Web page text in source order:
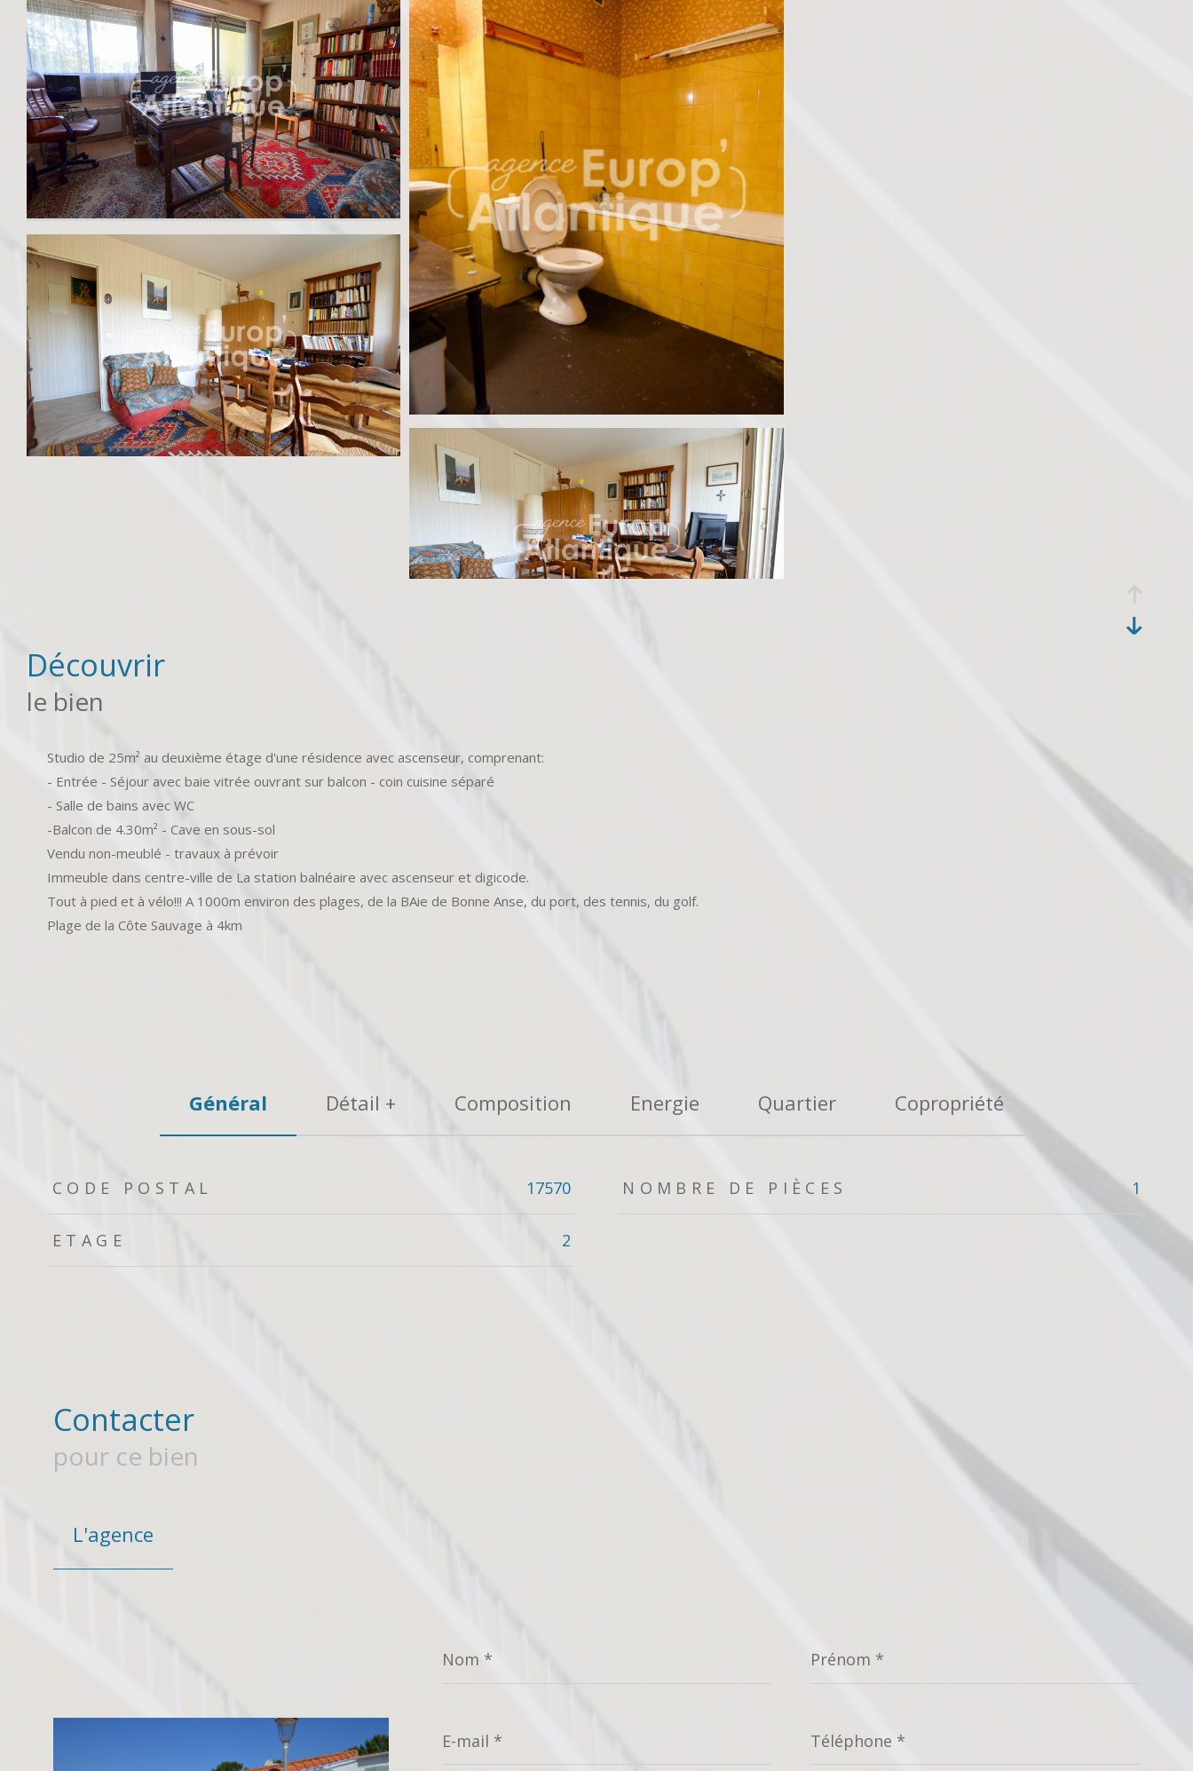
découvrir
le bien
Studio de 25m² au deuxième étage d'une résidence avec ascenseur, comprenant:
- Entrée - Séjour avec baie vitrée ouvrant sur balcon - coin cuisine séparé
- Salle de bains avec WC
-Balcon de 4.30m² - Cave en sous-sol
Vendu non-meublé - travaux à prévoir
Immeuble dans centre-ville de La station balnéaire avec ascenseur et digicode.
Tout à pied et à vélo!!! A 1000m environ des plages, de la BAie de Bonne Anse, du port, des tennis, du golf.
Plage de la Côte Sauvage à 4km
Général Détail + Composition Energie Quartier Copropriété
TRAD_ZEPHYR_Caracteristique
CODE POSTAL 17570 NOMBRE DE PIÈCES 1
ETAGE 2
Contacter
pour ce bien
L'agence
* *
mail
*
*